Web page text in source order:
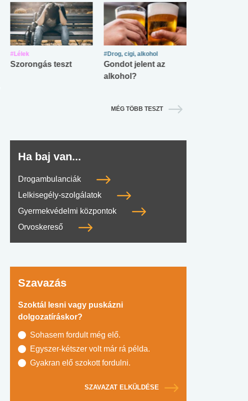
#Lélek
Szorongás teszt
#Drog, cigi, alkohol
Gondot jelent az
alkohol?
MÉG TÖBB TESZT
Ha baj van...
Drogambulanciák
Lelkisegély-szolgálatok
Gyermekvédelmi központok
Orvoskereső
Szavazás
Szoktál lesni vagy puskázni
dolgozatíráskor?
Sohasem fordult még elő.
Egyszer-kétszer volt már rá példa.
Gyakran elő szokott fordulni.
SZAVAZAT ELKÜLDÉSE